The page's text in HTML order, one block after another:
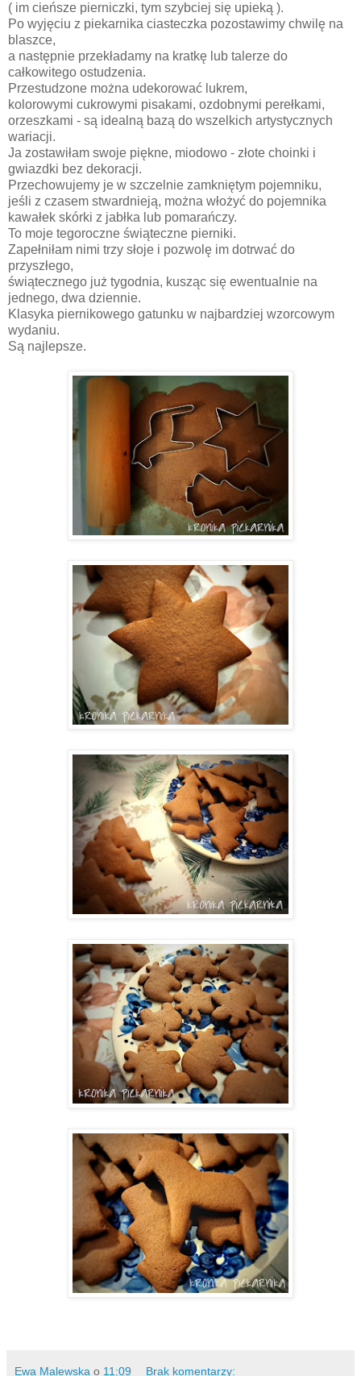
( im cieńsze pierniczki, tym szybciej się upieką ).
Po wyjęciu z piekarnika ciasteczka pozostawimy chwilę na
blaszce,
a następnie przekładamy na kratkę lub talerze do
całkowitego ostudzenia.
Przestudzone można udekorować lukrem,
kolorowymi cukrowymi pisakami, ozdobnymi perełkami,
orzeszkami - są idealną bazą do wszelkich artystycznych
wariacji.
Ja zostawiłam swoje piękne, miodowo - złote choinki i
gwiazdki bez dekoracji.
Przechowujemy je w szczelnie zamkniętym pojemniku,
jeśli z czasem stwardnieją, można włożyć do pojemnika
kawałek skórki z jabłka lub pomarańczy.
To moje tegoroczne świąteczne pierniki.
Zapełniłam nimi trzy słoje i pozwolę im dotrwać do
przyszłego,
świątecznego już tygodnia, kusząc się ewentualnie na
jednego, dwa dziennie.
Klasyka piernikowego gatunku w najbardziej wzorcowym
wydaniu.
Są najlepsze.
Ewa Malewska o 11:09 Brak komentarzy: